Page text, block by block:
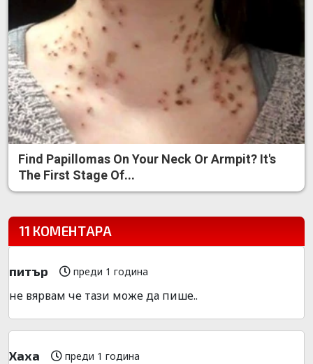
Find Papillomas On Your Neck Or Armpit? It's
The First Stage Of...
11 КОМЕНТАРА
питър преди 1 година
не вярвам че тази може да пише..
Хаха преди 1 година